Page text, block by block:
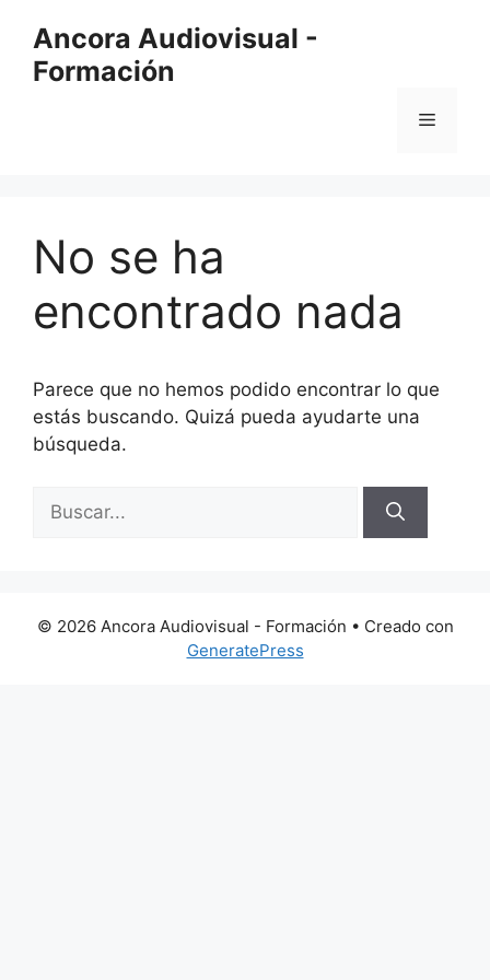
contenido
Ancora Audiovisual -
Formación
Menú
No se ha
encontrado nada
Parece que no hemos podido encontrar lo que
estás buscando. Quizá pueda ayudarte una
búsqueda.
© 2026 Ancora Audiovisual - Formación • Creado con
GeneratePress